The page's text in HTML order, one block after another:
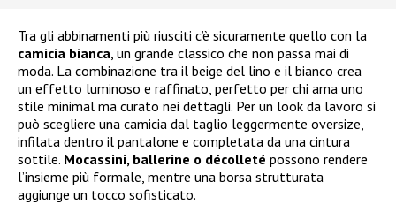
Tra gli abbinamenti più riusciti c’è sicuramente quello con la
camicia bianca, un grande classico che non passa mai di
moda. La combinazione tra il beige del lino e il bianco crea
un effetto luminoso e raffinato, perfetto per chi ama uno
stile minimal ma curato nei dettagli. Per un look da lavoro si
può scegliere una camicia dal taglio leggermente oversize,
infilata dentro il pantalone e completata da una cintura
sottile. Mocassini, ballerine o décolleté possono rendere
l’insieme più formale, mentre una borsa strutturata
aggiunge un tocco sofisticato.